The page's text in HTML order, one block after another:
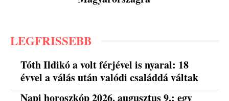
LEGFRISSEBB
Tóth Ildikó a volt férjével is nyaral: 18
évvel a válás után valódi családdá váltak
Napi horoszkóp 2026. augusztus 9.: egy